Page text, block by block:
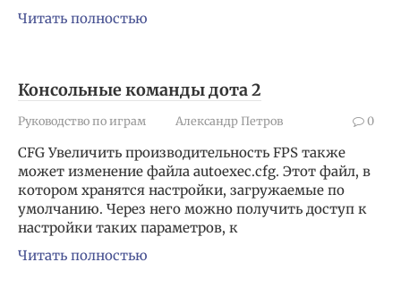
Читать полностью
Консольные команды дота 2
Руководство по играм Александр Петров 0
CFG Увеличить производительность FPS также
может изменение файла autoexec.cfg. Этот файл, в
котором хранятся настройки, загружаемые по
умолчанию. Через него можно получить доступ к
настройки таких параметров, к
Читать полностью